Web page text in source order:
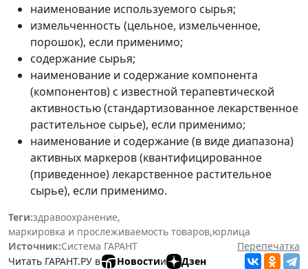
наименование используемого сырья;
измельченность (цельное, измельченное,
порошок), если применимо;
содержание сырья;
наименование и содержание компонента
(компонентов) с известной терапевтической
активностью (стандартизованное лекарственное
растительное сырье), если применимо;
наименование и содержание (в виде диапазона)
активных маркеров (квантифицированное
(приведенное) лекарственное растительное
сырье), если применимо.
Теги:здравоохранение,
маркировка и прослеживаемость товаров,юрлица
Источник:Система ГАРАНТ
Перепечатка
Читать ГАРАНТ.РУ в
Новостии Дзен